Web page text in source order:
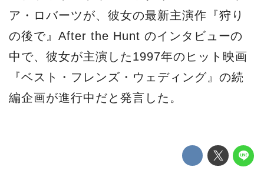
ア・ロバーツが、彼女の最新主演作『狩り
の後で』After the Hunt のインタビューの
中で、彼女が主演した1997年のヒット映画
『ベスト・フレンズ・ウェディング』の続
編企画が進行中だと発言した。